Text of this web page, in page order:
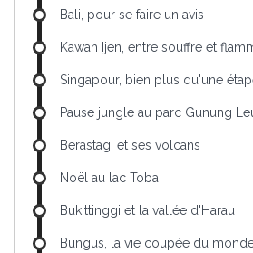
Bali, pour se faire un avis
Kawah Ijen, entre souffre et
Singapour, bien plus qu'une
Pause jungle au parc Gunung
Berastagi et ses volcans
Noël au lac Toba
Bukittinggi et la vallée d'Harau
Bungus, la vie coupée du